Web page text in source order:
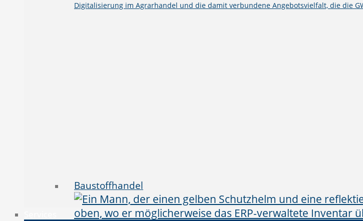
Digitalisierung im Agrarhandel und die damit verbundene Angebotsvielfalt, die die
Baustoffhandel